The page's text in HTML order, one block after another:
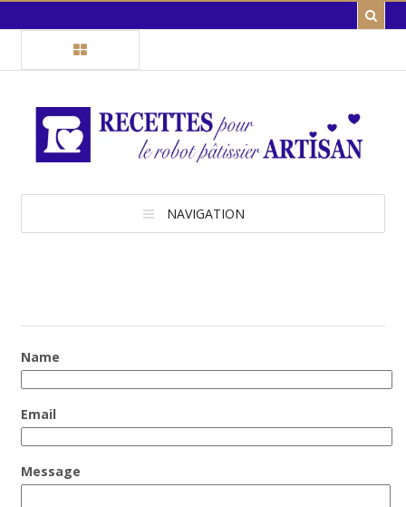
NAVIGATION
Name
Email
Message